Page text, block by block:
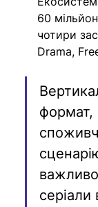
60
чотири
Drama,
формат,